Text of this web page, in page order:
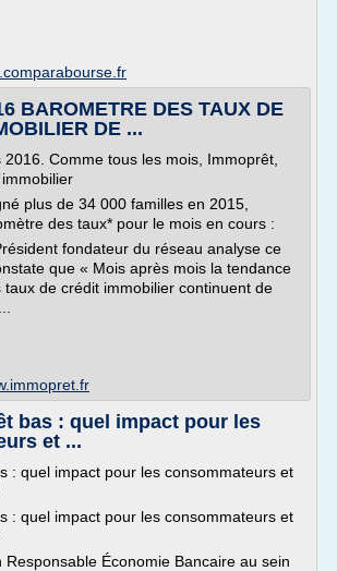
BAROMETRE DES TAUX DE
DE ...
Comme tous les mois, Immoprêt,
plus de 34 000 familles en 2015,
des taux* pour le mois en cours :
fondateur du réseau analyse ce
que « Mois après mois la tendance
taux de crédit immobilier continuent de
bas : quel impact pour les
et ...
: quel impact pour les consommateurs et
: quel impact pour les consommateurs et
Responsable Économie Bancaire au sein